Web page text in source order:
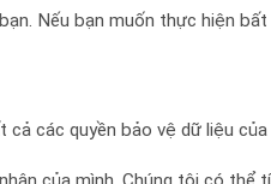
Nếu bạn muốn thực hiện
các quyền bảo vệ dữ liệu